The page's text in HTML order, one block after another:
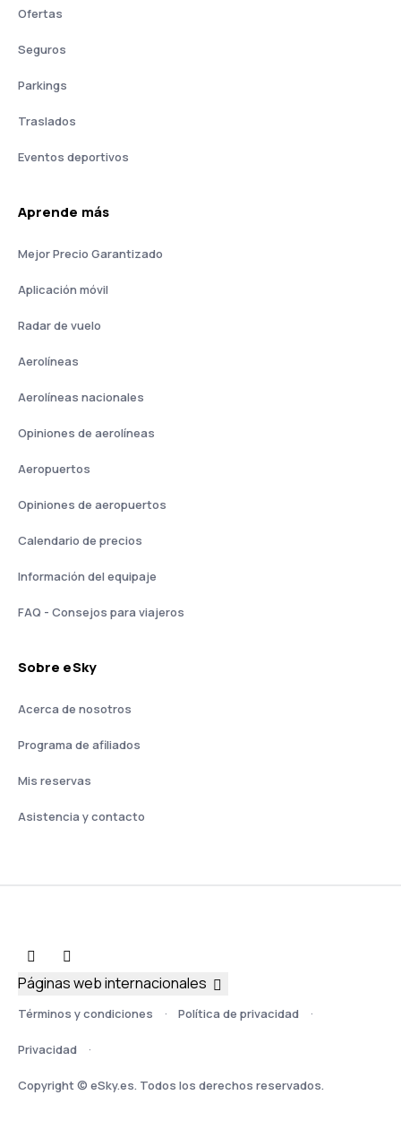
Ofertas
Seguros
Parkings
Traslados
Eventos deportivos
Aprende más
Mejor Precio Garantizado
Aplicación móvil
Radar de vuelo
Aerolíneas
Aerolíneas nacionales
Opiniones de aerolíneas
Aeropuertos
Opiniones de aeropuertos
Calendario de precios
Información del equipaje
FAQ - Consejos para viajeros
Sobre eSky
Acerca de nosotros
Programa de afiliados
Mis reservas
Asistencia y contacto
Términos y condiciones Política de privacidad
Privacidad
Copyright © eSky.es. Todos los derechos reservados.
Páginas web internacionales